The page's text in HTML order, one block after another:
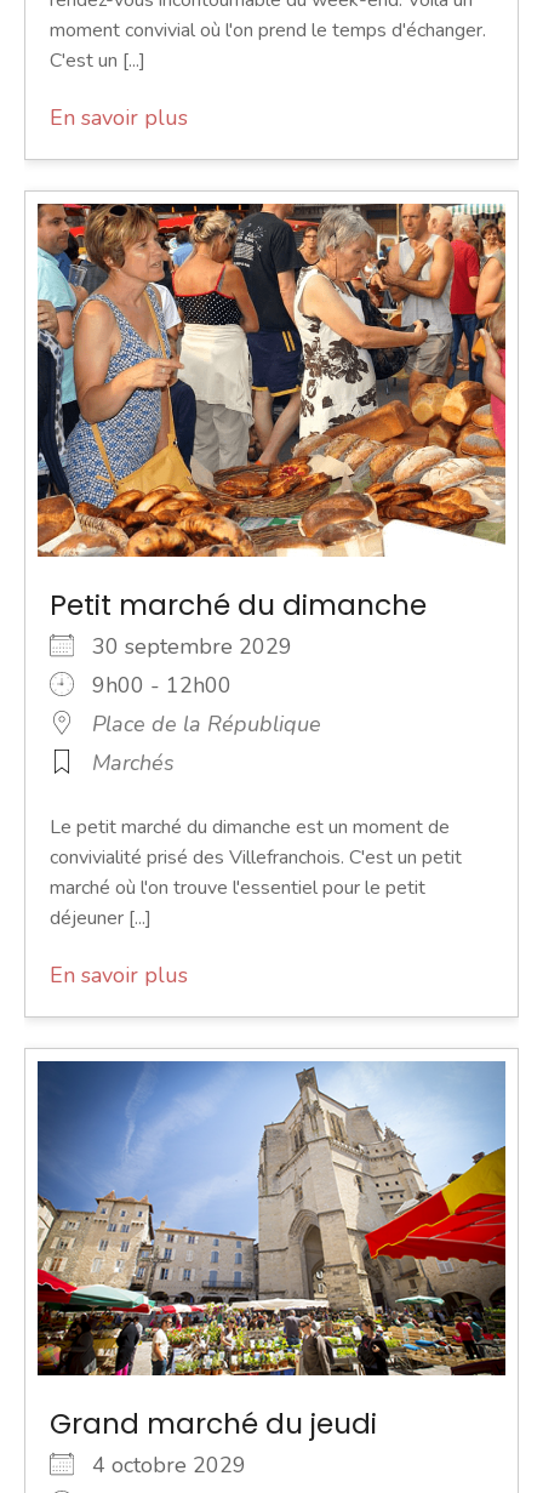
moment convivial où l'on prend le temps d'échanger.
C'est un [...]
En savoir plus
Petit marché du dimanche
30 septembre 2029
9h00 - 12h00
Place de la République
Marchés
Le petit marché du dimanche est un moment de
convivialité prisé des Villefranchois. C'est un petit
marché où l'on trouve l'essentiel pour le petit
déjeuner [...]
En savoir plus
Grand marché du jeudi
4 octobre 2029